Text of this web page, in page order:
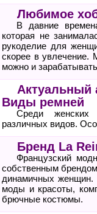
Любимое
В давние
которая не
рукоделие для
скорее в увлечение.
можно и
Актуальный
Виды ремней
Среди женских
различных видов.
Бренд La
Французский
собственным
динамичных женщин.
моды и красоты,
брючные костюмы.